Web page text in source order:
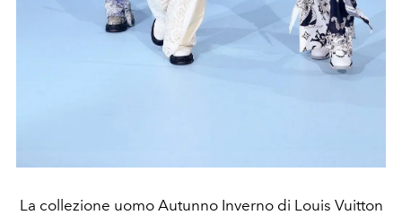
La collezione uomo Autunno Inverno di Louis Vuitton